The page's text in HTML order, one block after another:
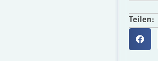
Teilen: